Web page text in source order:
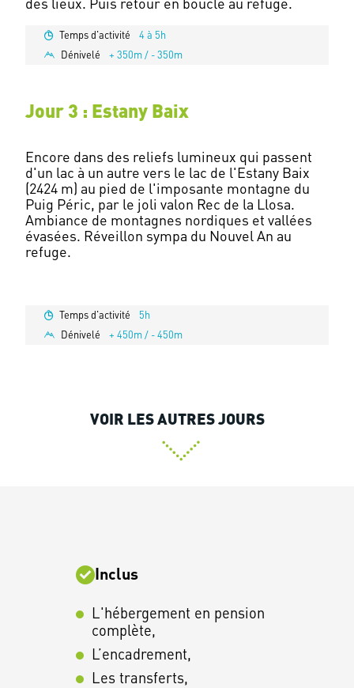
Temps d'activité
4 à 5h
Dénivelé
+ 350m / - 350m
Jour 3 : Estany Baix
Encore dans des reliefs lumineux qui passent
d'un lac à un autre vers le lac de l'Estany Baix
(2424 m) au pied de l'imposante montagne du
Puig Péric, par le joli valon Rec de la Llosa.
Ambiance de montagnes nordiques et vallées
évasées. Réveillon sympa du Nouvel An au
refuge.
Temps d'activité
5h
Dénivelé
+ 450m / - 450m
VOIR LES AUTRES JOURS
Inclus
L'hébergement en pension
complète,
L’encadrement,
Les transferts,